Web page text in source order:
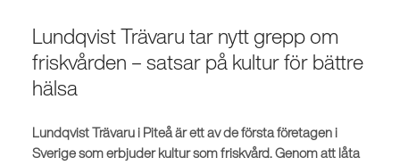
Lundqvist Trävaru tar nytt grepp om
friskvården – satsar på kultur för bättre
hälsa
Lundqvist Trävaru i Piteå är ett av de första företagen i
Sverige som erbjuder kultur som friskvård. Genom att låta